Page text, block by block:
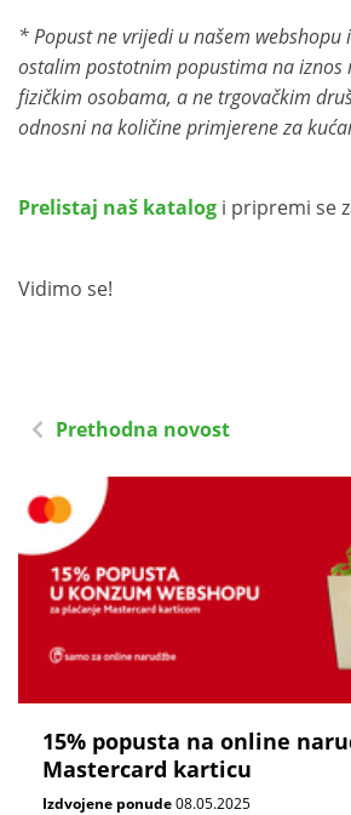
* Popust ne vrijedi u našem webshopu
ostalim postotnim popustima na iznos
fizičkim osobama, a ne trgovačkim
odnosni na količine primjerene za
Prelistaj naš katalog i pripremi se
Vidimo se!
Prethodna novost
15% popusta na online
Mastercard karticu
Izdvojene ponude08.05.2025